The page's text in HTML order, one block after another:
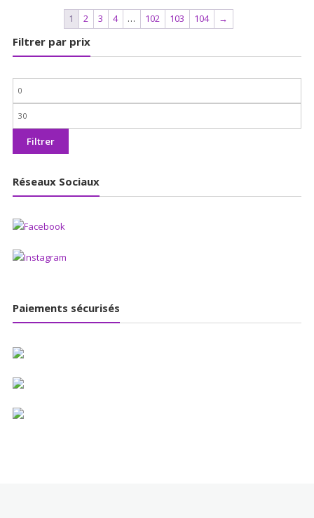
était :
30,00€.
est :
9,99€.
1 2 3 4 … 102 103 104 →
Filtrer par prix
Prix
min
Prix
max
Filtrer
Réseaux Sociaux
Paiements sécurisés